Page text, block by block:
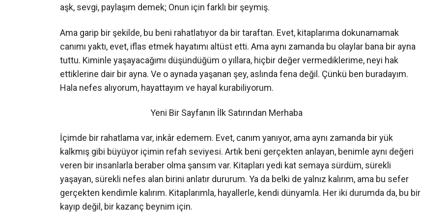
aşk, sevgi, paylaşım demek; Onun için farklı bir şeymiş.
Ama garip bir şekilde, bu beni rahatlatıyor da bir taraftan. Evet, kitaplarıma dokunamamak
canımı yaktı, evet, iflas etmek hayatımı altüst etti. Ama aynı zamanda bu olaylar bana bir ayna
tuttu. Kiminle yaşayacağımı düşündüğüm o yıllara, hiçbir değer vermediklerime, neyi hak
ettiklerine dair bir ayna. Ve o aynada yaşanan şey, aslında fena değil. Çünkü ben buradayım.
Hala nefes alıyorum, hayattayım ve hayal kurabiliyorum.
Yeni Bir Sayfanın İlk Satırından Merhaba
İçimde bir rahatlama var, inkâr edemem. Evet, canım yanıyor, ama aynı zamanda bir yük
kalkmış gibi büyüyor içimin refah seviyesi. Artık beni gerçekten anlayan, benimle aynı değeri
veren bir insanlarla beraber olma şansım var. Kitapları yedi kat semaya sürdüm, sürekli
yaşayan, sürekli nefes alan birini anlatır dururum. Ya da belki de yalnız kalırım, ama bu sefer
gerçekten kendimle kalırım. Kitaplarımla, hayallerle, kendi dünyamla. Her iki durumda da, bu bir
kayıp değil, bir kazanç beynim için.